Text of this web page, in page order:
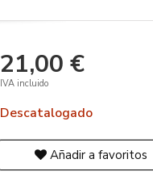
21,00 €
IVA incluido
Descatalogado
Añadir a favoritos